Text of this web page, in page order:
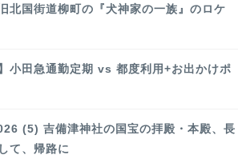
北国街道柳町の『犬神家の一族』のロケ
小田急通勤定期 vs 都度利用+お出かけポ
(5) 吉備津神社の国宝の拝殿・本殿、長
て、帰路に